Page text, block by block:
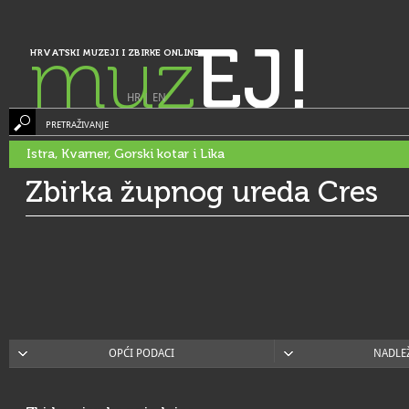
HRVATSKI MUZEJI I ZBIRKE ONLINE
muzEJ!
HR| EN
PRETRAŽIVANJE
Istra, Kvarner, Gorski kotar i Lika
Zbirka župnog ureda Cres
OPĆI PODACI